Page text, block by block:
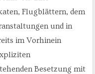
Flugblättern, dem
und in
im Vorhinein
Besetzung mit